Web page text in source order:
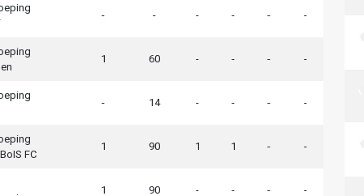
- - - - - -
1 60 - - - -
- 14 - - - -
FC
1 90 1 1 - -
1 90 - - - -